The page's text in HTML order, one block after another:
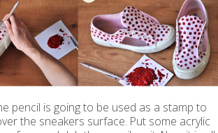
pencil is going to be used as a stamp to
the sneakers surface. Put some acrylic